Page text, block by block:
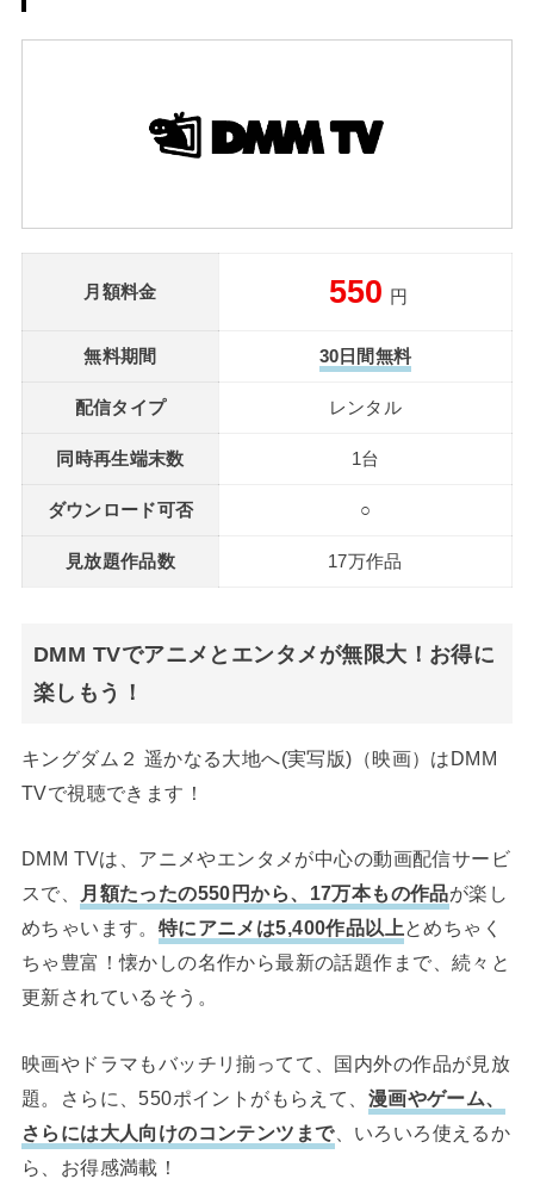
月額料金 550 円
無料期間 30日間無料
配信タイプ レンタル
同時再生端末数 1台
ダウンロード可否 ○
見放題作品数 17万作品
DMM TVでアニメとエンタメが無限大！お得に
楽しもう！
キングダム２ 遥かなる大地へ(実写版)（映画）はDMM
TVで視聴できます！
DMM TVは、アニメやエンタメが中心の動画配信サービ
スで、
月額たったの550円から、17万本もの作品が楽し
めちゃいます。 特にアニメは5,400作品以上とめちゃく
ちゃ豊富！懐かしの名作から最新の話題作まで、続々と
更新されているそう。
映画やドラマもバッチリ揃ってて、国内外の作品が見放
題。さらに、550ポイントがもらえて、 漫画やゲーム、
さらには大人向けのコンテンツまで、いろいろ使えるか
ら、お得感満載！